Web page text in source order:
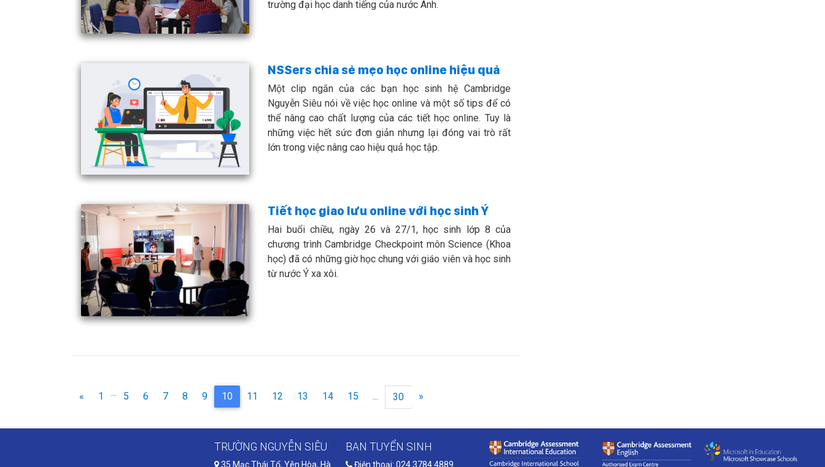
trường đại học danh tiếng của nước Anh.
NSSers chia sẻ mẹo học online hiệu quả
Một clip ngắn của các bạn học sinh hệ Cambridge
Nguyễn Siêu nói về việc học online và một số tips để có
thể nâng cao chất lượng của các tiết học online. Tuy là
những việc hết sức đơn giản nhưng lại đóng vai trò rất
lớn trong việc nâng cao hiệu quả học tập.
Tiết học giao lưu online với học sinh Ý
Hai buổi chiều, ngày 26 và 27/1, học sinh lớp 8 của
chương trình Cambridge Checkpoint môn Science (Khoa
học) đã có những giờ học chung với giáo viên và học sinh
từ nước Ý xa xôi.
« 1 ... 5 6 7 8 9 10 (current)
11 12 13 14 15 ... 30 »
TRƯỜNG NGUYỄN SIÊU
35 Mạc Thái Tổ, Yên Hòa, Hà
BAN TUYỂN SINH
Điện thoại: 024 3784 4889